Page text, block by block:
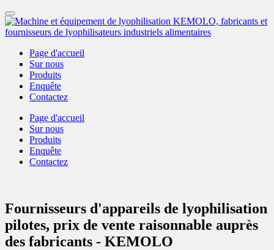
Page d'accueil
Sur nous
Produits
Enquête
Contactez
Page d'accueil
Sur nous
Produits
Enquête
Contactez
Fournisseurs d'appareils de lyophilisation
pilotes, prix de vente raisonnable auprès
des fabricants - KEMOLO